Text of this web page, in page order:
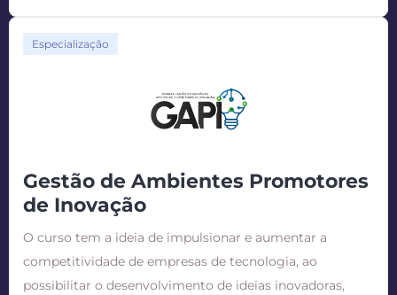
Especialização
Gestão de Ambientes Promotores
de Inovação
O curso tem a ideia de impulsionar e aumentar a
competitividade de empresas de tecnologia, ao
possibilitar o desenvolvimento de ideias inovadoras,